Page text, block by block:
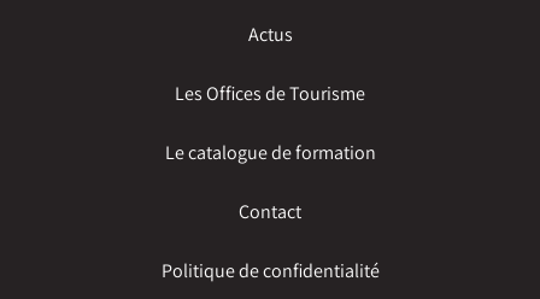
Actus
Les Offices de Tourisme
Le catalogue de formation
Contact
Politique de confidentialité